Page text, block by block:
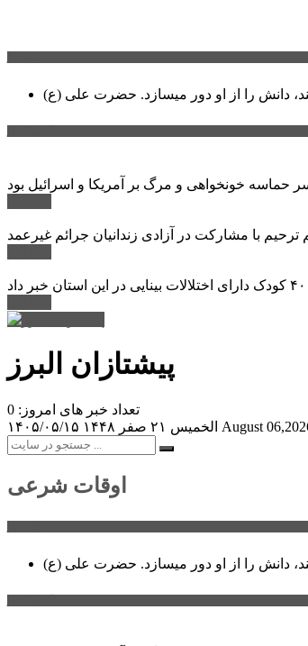
دانش را از او دور میسازد. حضرت علی (ع)
با مشارکت در آزادی زندانیان جرائم غیرعمد
پیشتازان البرز
تعداد خبر های امروز: 0
۱۴۰۵/۰۵/۱۵
الخميس ۲۱ صفر ۱۴۴۸ August
اوقات شرعی
دانش را از او دور میسازد. حضرت علی (ع)